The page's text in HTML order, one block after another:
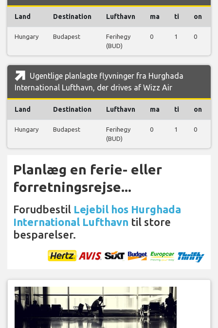
Land Destination Lufthavn ma ti on
Hungary Budapest
Ferihegy
(BUD)
0 1 0
Ugentlige planlagte flyvninger fra Hurghada
International Lufthavn, der drives af Wizz Air
Land Destination Lufthavn ma ti on
Hungary Budapest
Ferihegy
(BUD)
0 1 0
Planlæg en ferie- eller
forretningsrejse...
Forudbestil Lejebil hos Hurghada
International Lufthavn til store
besparelser.